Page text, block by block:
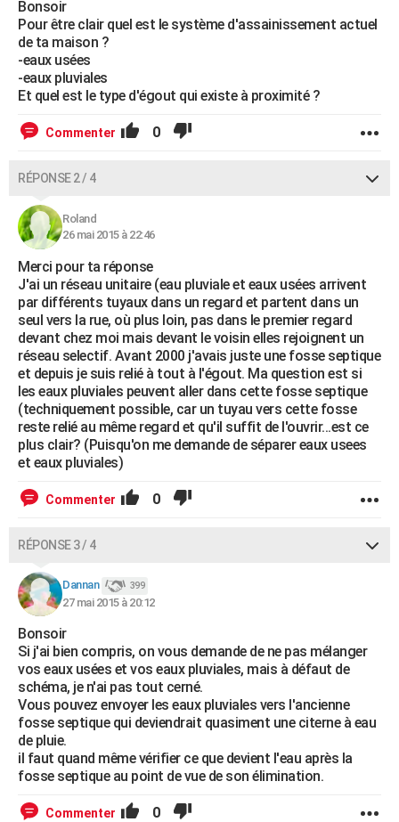
Bonsoir
Pour être clair quel est le système d'assainissement actuel
de ta maison ?
-eaux usées
-eaux pluviales
Et quel est le type d'égout qui existe à proximité ?
Commenter 0
RÉPONSE 2 / 4
Roland
26 mai 2015 à 22:46
Merci pour ta réponse
J'ai un réseau unitaire (eau pluviale et eaux usées arrivent
par différents tuyaux dans un regard et partent dans un
seul vers la rue, où plus loin, pas dans le premier regard
devant chez moi mais devant le voisin elles rejoignent un
réseau selectif. Avant 2000 j'avais juste une fosse septique
et depuis je suis relié à tout à l'égout. Ma question est si
les eaux pluviales peuvent aller dans cette fosse septique
(techniquement possible, car un tuyau vers cette fosse
reste relié au même regard et qu'il suffit de l'ouvrir...est ce
plus clair? (Puisqu'on me demande de séparer eaux usees
et eaux pluviales)
Commenter 0
RÉPONSE 3 / 4
Dannan 399
27 mai 2015 à 20:12
Bonsoir
Si j'ai bien compris, on vous demande de ne pas mélanger
vos eaux usées et vos eaux pluviales, mais à défaut de
schéma, je n'ai pas tout cerné.
Vous pouvez envoyer les eaux pluviales vers l'ancienne
fosse septique qui deviendrait quasiment une citerne à eau
de pluie.
il faut quand même vérifier ce que devient l'eau après la
fosse septique au point de vue de son élimination.
Commenter 0